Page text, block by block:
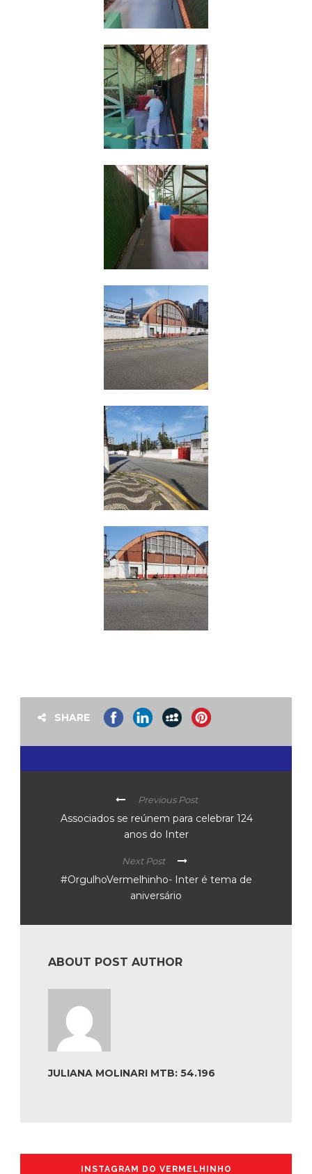
SHARE
Previous Post
Associados se reúnem para celebrar 124
anos do Inter
Next Post
#OrgulhoVermelhinho- Inter é tema de
aniversário
ABOUT POST AUTHOR
JULIANA MOLINARI MTB: 54.196
INSTAGRAM DO VERMELHINHO